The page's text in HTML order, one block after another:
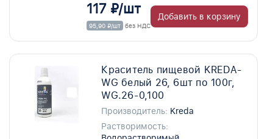
117 ₽/шт
95,90 ₽/шт без НДС
Добавить в корзину
Краситель пищевой KREDA-
WG белый 26, 6шт по 100г,
WG.26-0,100
Производитель: Kreda
Растворимость: